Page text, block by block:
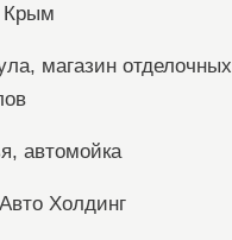
Крым
магазин отделочных
автомойка
Холдинг